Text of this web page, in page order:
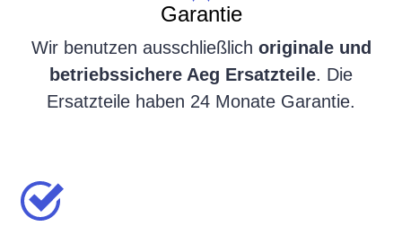
Garantie
Wir benutzen ausschließlich originale und
betriebssichere Aeg Ersatzteile. Die
Ersatzteile haben 24 Monate Garantie.